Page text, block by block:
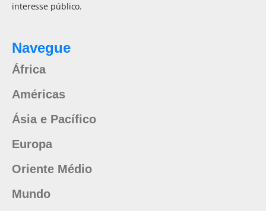
interesse público.
Navegue
África
Américas
Ásia e Pacífico
Europa
Oriente Médio
Mundo